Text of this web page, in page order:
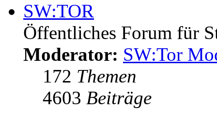
SW:TOR
Öffentliches Forum für
Moderator: SW:Tor
172 Themen
4603 Beiträge